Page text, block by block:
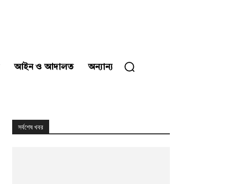
আইন ও আদালত অন্যান্য
সর্বশেষ খবর